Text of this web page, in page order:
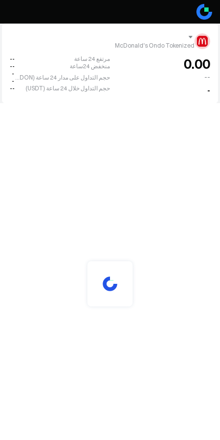
McDonald's Ondo Tokenized
0.00
--
-
مرتفع 24 ساعة
--
منخفض 24ساعة
--
-
-
حجم التداول خلال 24 ساعة (USDT)
--